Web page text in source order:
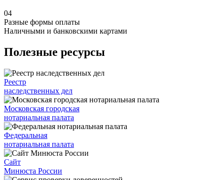
04
Разные формы оплаты
Наличными и банковскими картами
Полезные ресурсы
Реестр
наследственных дел
Московская городская
нотариальная палата
Федеральная
нотариальная палата
Сайт
Минюста России